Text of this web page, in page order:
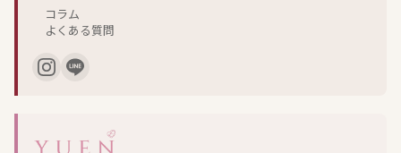
コラム
よくある質問